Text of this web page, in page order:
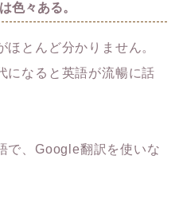
色々ある。
ほとんど分かりません。
になると英語が流暢に話
で、Google翻訳を使いな